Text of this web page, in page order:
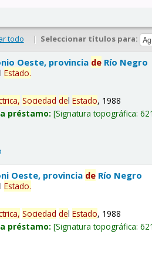
todo | Seleccionar títulos para:
Oeste, provincia de Río Negro
lEstado.
Sociedad delEstado, 1988
préstamo: Signatura topográfica:
Oeste, provincia de Río Negro
lEstado.
Sociedad delEstado, 1988
préstamo: Signatura topográfica: